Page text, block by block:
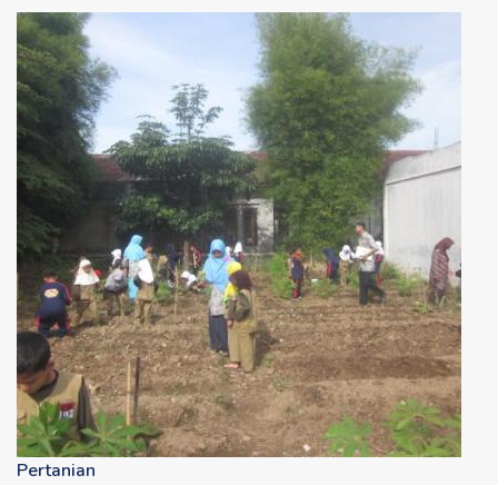
Pertanian